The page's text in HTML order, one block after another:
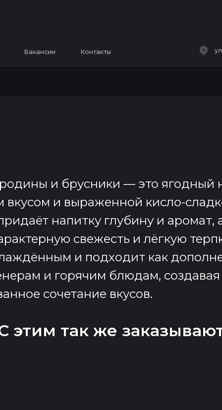
ул. Полтавская
и брусники — это ягодный
и выраженной кисло-
напитку глубину и аромат,
свежесть и лёгкую
и подходит как
и горячим блюдам, создавая
сочетание вкусов.
этим так же